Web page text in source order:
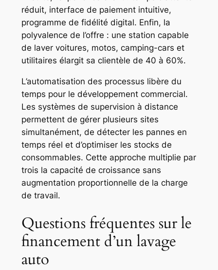
réduit, interface de paiement intuitive,
programme de fidélité digital. Enfin, la
polyvalence de l’offre : une station capable
de laver voitures, motos, camping-cars et
utilitaires élargit sa clientèle de 40 à 60%.
L’automatisation des processus libère du
temps pour le développement commercial.
Les systèmes de supervision à distance
permettent de gérer plusieurs sites
simultanément, de détecter les pannes en
temps réel et d’optimiser les stocks de
consommables. Cette approche multiplie par
trois la capacité de croissance sans
augmentation proportionnelle de la charge
de travail.
Questions fréquentes sur le
financement d’un lavage
auto